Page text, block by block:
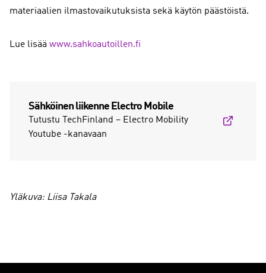
materiaalien ilmastovaikutuksista sekä käytön päästöistä.
Lue lisää www.sahkoautoillen.fi
Sähköinen liikenne Electro Mobile
Tutustu TechFinland – Electro Mobility
Youtube -kanavaan
Yläkuva: Liisa Takala